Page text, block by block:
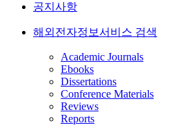
공지사항
해외전자정보서비스 검색
Academic Journals
Ebooks
Dissertations
Conference Materials
Reviews
Reports